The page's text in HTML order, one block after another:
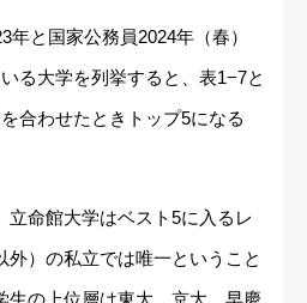
年と国家公務員2024年（春）
る大学を列挙すると、表1−7と
合わせたときトップ5になる
立命館大学はベスト5に入るレ
外）の私立では唯一ということ
生の上位層は東大、京大、早慶